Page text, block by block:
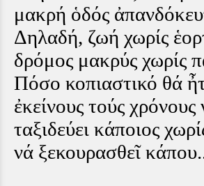
μακρή ὁδός
Δηλαδή, ζωή χωρίς
δρόμος μακρύς χωρίς
Πόσο κοπιαστικό θά
ἐκείνους τούς χρόνους
ταξιδεύει κάποιος
νά ξεκουρασθεῖ